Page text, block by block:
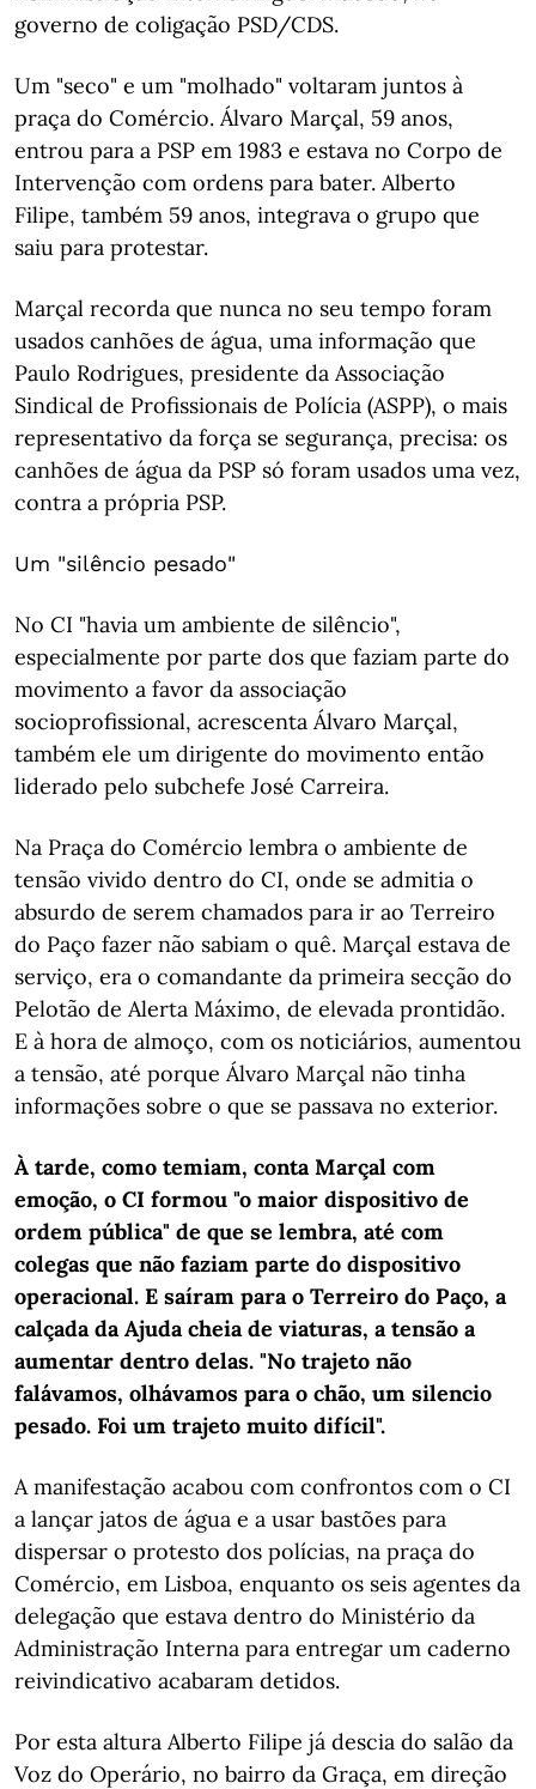
governo de coligação PSD/CDS.
Um "seco" e um "molhado" voltaram juntos à
praça do Comércio. Álvaro Marçal, 59 anos,
entrou para a PSP em 1983 e estava no Corpo de
Intervenção com ordens para bater. Alberto
Filipe, também 59 anos, integrava o grupo que
saiu para protestar.
Marçal recorda que nunca no seu tempo foram
usados canhões de água, uma informação que
Paulo Rodrigues, presidente da Associação
Sindical de Profissionais de Polícia (ASPP), o mais
representativo da força se segurança, precisa: os
canhões de água da PSP só foram usados uma vez,
contra a própria PSP.
Um "silêncio pesado"
No CI "havia um ambiente de silêncio",
especialmente por parte dos que faziam parte do
movimento a favor da associação
socioprofissional, acrescenta Álvaro Marçal,
também ele um dirigente do movimento então
liderado pelo subchefe José Carreira.
Na Praça do Comércio lembra o ambiente de
tensão vivido dentro do CI, onde se admitia o
absurdo de serem chamados para ir ao Terreiro
do Paço fazer não sabiam o quê. Marçal estava de
serviço, era o comandante da primeira secção do
Pelotão de Alerta Máximo, de elevada prontidão.
E à hora de almoço, com os noticiários, aumentou
a tensão, até porque Álvaro Marçal não tinha
informações sobre o que se passava no exterior.
À tarde, como temiam, conta Marçal com
emoção, o CI formou "o maior dispositivo de
ordem pública" de que se lembra, até com
colegas que não faziam parte do dispositivo
operacional. E saíram para o Terreiro do Paço, a
calçada da Ajuda cheia de viaturas, a tensão a
aumentar dentro delas. "No trajeto não
falávamos, olhávamos para o chão, um silencio
pesado. Foi um trajeto muito difícil".
A manifestação acabou com confrontos com o CI
a lançar jatos de água e a usar bastões para
dispersar o protesto dos polícias, na praça do
Comércio, em Lisboa, enquanto os seis agentes da
delegação que estava dentro do Ministério da
Administração Interna para entregar um caderno
reivindicativo acabaram detidos.
Por esta altura Alberto Filipe já descia do salão da
Voz do Operário, no bairro da Graça, em direção